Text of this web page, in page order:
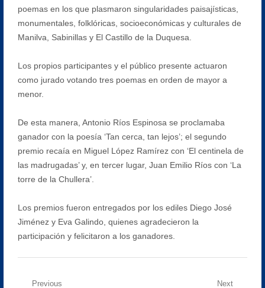
poemas en los que plasmaron singularidades paisajísticas,
monumentales, folklóricas, socioeconómicas y culturales de
Manilva, Sabinillas y El Castillo de la Duquesa.
Los propios participantes y el público presente actuaron
como jurado votando tres poemas en orden de mayor a
menor.
De esta manera, Antonio Ríos Espinosa se proclamaba
ganador con la poesía ‘Tan cerca, tan lejos’; el segundo
premio recaía en Miguel López Ramírez con ‘El centinela de
las madrugadas’ y, en tercer lugar, Juan Emilio Ríos con ‘La
torre de la Chullera’.
Los premios fueron entregados por los ediles Diego José
Jiménez y Eva Galindo, quienes agradecieron la
participación y felicitaron a los ganadores.
Previous Next